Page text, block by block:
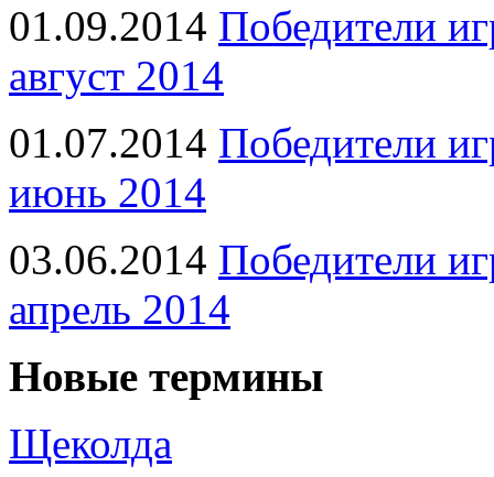
01.09.2014 Победители
август 2014
01.07.2014 Победители
июнь 2014
03.06.2014 Победители
апрель 2014
Новые термины
Щеколда